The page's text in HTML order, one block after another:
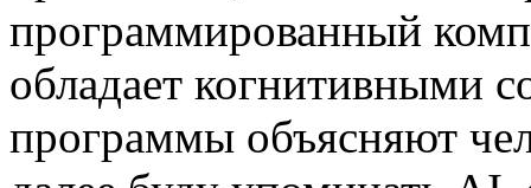
программированный
обладает когни­тивными
программы объясняют